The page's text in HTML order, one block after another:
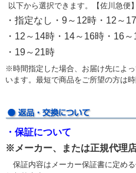
以下から選択できます。【佐川急便】
・指定なし・9～12時・12～
・12～14時・14～16時・16
・19～21時
※時間指定した場合、お届け先によ
います。最短で商品をご所望の方は
・保証について
※メーカー、または正規代理
保証内容はメーカー保証書に定める